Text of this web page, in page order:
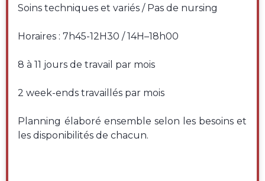
Soins techniques et variés / Pas de nursing
Horaires : 7h45-12H30 / 14H–18h00
8 à 11 jours de travail par mois
2 week-ends travaillés par mois
Planning élaboré ensemble selon les besoins et
les disponibilités de chacun.